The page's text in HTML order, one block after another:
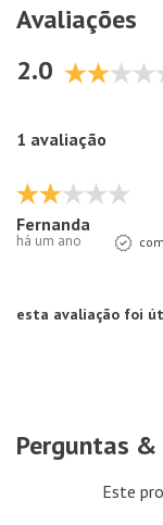
Avaliações
2.0
1 avaliação
Fernanda
há um ano
esta avaliação foi
Perguntas
Este